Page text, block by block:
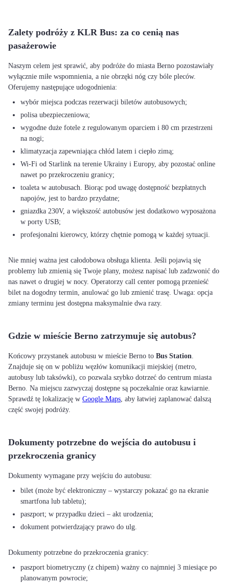
Zalety podróży z KLR Bus: za co cenią nas
pasażerowie
Naszym celem jest sprawić, aby podróże do miasta Berno pozostawiały
wyłącznie miłe wspomnienia, a nie obrzęki nóg czy bóle pleców.
wybór miejsca podczas rezerwacji biletów autobusowych;
polisa ubezpieczeniowa;
wygodne duże fotele z regulowanym oparciem i 80 cm przestrzeni
na nogi;
klimatyzacja zapewniająca chłód latem i ciepło zimą;
Wi-Fi od Starlink na terenie Ukrainy i Europy, aby pozostać online
nawet po przekroczeniu granicy;
toaleta w autobusach. Biorąc pod uwagę dostępność bezpłatnych
napojów, jest to bardzo przydatne;
gniazdka 230V, a większość autobusów jest dodatkowo wyposażona
w porty USB;
profesjonalni kierowcy, którzy chętnie pomogą w każdej sytuacji.
Nie mniej ważna jest całodobowa obsługa klienta. Jeśli pojawią się
problemy lub zmienią się Twoje plany, możesz napisać lub zadzwonić do
nas nawet o drugiej w nocy. Operatorzy call center pomogą przenieść
bilet na dogodny termin, anulować go lub zmienić trasę. Uwaga: opcja
zmiany terminu jest dostępna maksymalnie dwa razy.
Gdzie w mieście Berno zatrzymuje się autobus?
Końcowy przystanek autobusu w mieście Berno to Bus Station.
Znajduje się on w pobliżu węzłów komunikacji miejskiej (metro,
autobusy lub taksówki), co pozwala szybko dotrzeć do centrum miasta
Berno. Na miejscu zazwyczaj dostępne są poczekalnie oraz kawiarnie.
Sprawdź tę lokalizację w Google Maps, aby łatwiej zaplanować dalszą
część swojej podróży.
Dokumenty potrzebne do wejścia do autobusu i
przekroczenia granicy
bilet (może być elektroniczny – wystarczy pokazać go na ekranie
smartfona lub tabletu);
paszport; w przypadku dzieci – akt urodzenia;
dokument potwierdzający prawo do ulg.
paszport biometryczny (z chipem) ważny co najmniej 3 miesiące po
planowanym powrocie;